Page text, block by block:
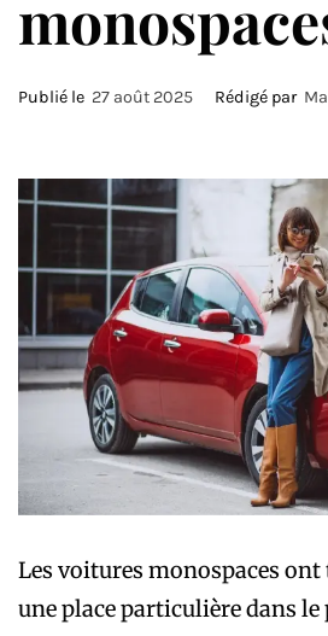
Publié le 27 août 2025 Rédigé par
Les voitures monospaces
une place particulière dans le